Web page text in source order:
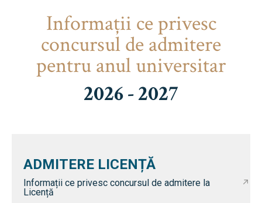
Informaţii ce privesc
concursul de admitere
pentru anul universitar
2026 - 2027
ADMITERE LICENȚĂ
Informații ce privesc concursul de admitere la
Licență